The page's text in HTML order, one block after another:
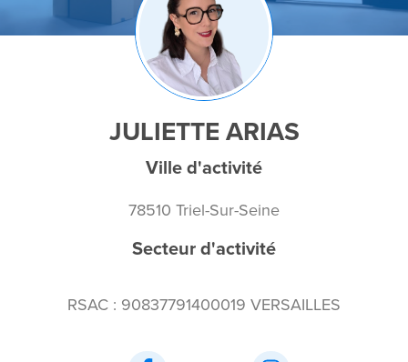
JULIETTE ARIAS
Ville d'activité
78510 Triel-Sur-Seine
Secteur d'activité
RSAC : 90837791400019 VERSAILLES